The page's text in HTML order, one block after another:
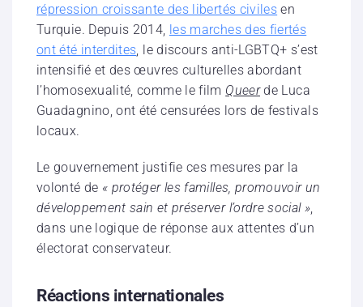
répression croissante des libertés civiles en
Turquie. Depuis 2014, les marches des fiertés
ont été interdites, le discours anti-LGBTQ+ s’est
intensifié et des œuvres culturelles abordant
l’homosexualité, comme le film Queerde Luca
Guadagnino, ont été censurées lors de festivals
locaux.
Le gouvernement justifie ces mesures par la
volonté de « protéger les familles, promouvoir un
développement sain et préserver l’ordre social »,
dans une logique de réponse aux attentes d’un
électorat conservateur.
Réactions internationales